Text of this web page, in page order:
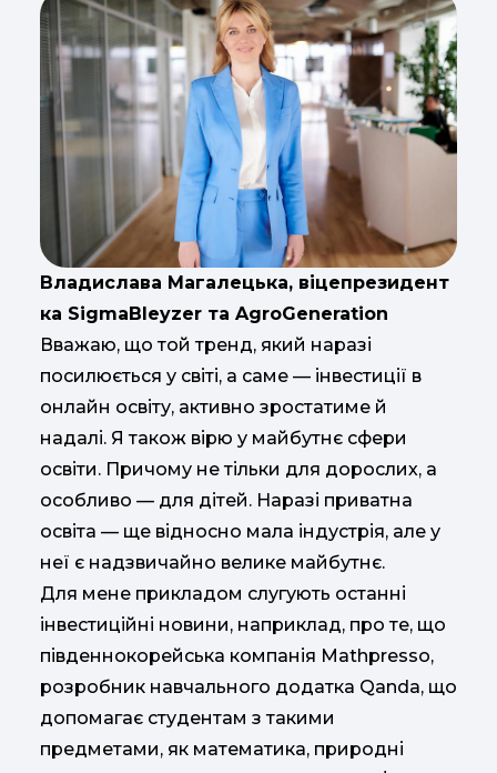
Владислава Магалецька, віцепрезидент
ка SigmaBleyzer та AgroGeneration
Вважаю, що той тренд, який наразі
посилюється у світі, а саме — інвестиції в
онлайн освіту, активно зростатиме й
надалі. Я також вірю у майбутнє сфери
освіти. Причому не тільки для дорослих, а
особливо — для дітей. Наразі приватна
освіта — ще відносно мала індустрія, але у
неї є надзвичайно велике майбутнє.
Для мене прикладом слугують останні
інвестиційні новини, наприклад, про те, що
південнокорейська компанія Mathpresso,
розробник навчального додатка Qanda, що
допомагає студентам з такими
предметами, як математика, природні